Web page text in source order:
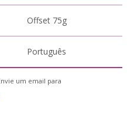
Offset 75g
Português
um email para